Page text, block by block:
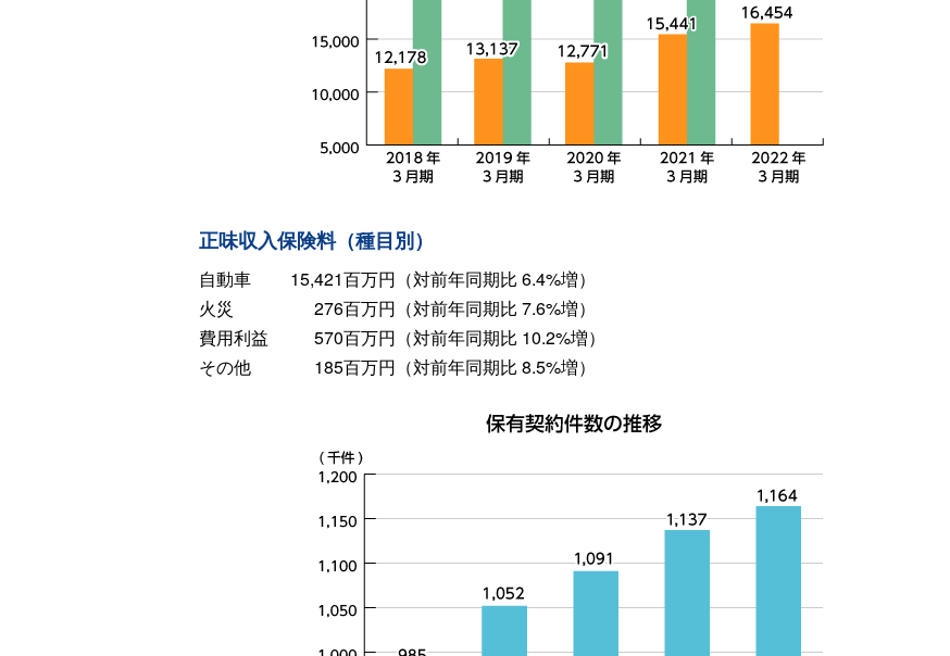
正味収入保険料（種目別）
自動車 15,421百万円 （対前年同期比 6.4%増）
火災
276百万円 （対前年同期比 7.6%増）
費用利益
570百万円 （対前年同期比 10.2%増）
その他
185百万円 （対前年同期比 8.5%増）